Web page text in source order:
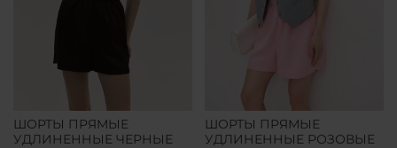
ШОРТЫ ПРЯМЫЕ
УДЛИНЕННЫЕ ЧЕРНЫЕ
ШОРТЫ ПРЯМЫЕ
УДЛИНЕННЫЕ РОЗОВЫЕ